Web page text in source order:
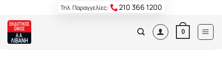
content
Τηλ. Παραγγελίες: 210 366 1200
0